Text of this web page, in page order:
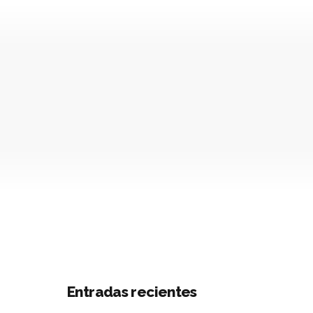
Entradas recientes